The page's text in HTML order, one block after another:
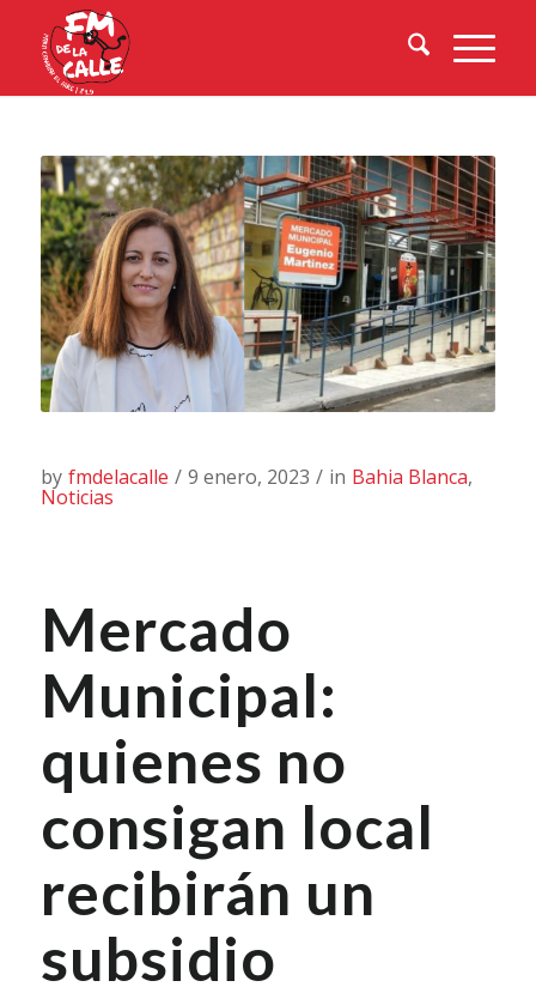
by fmdelacalle / 9 enero, 2023 / in Bahia Blanca,
Noticias
Mercado
Municipal:
quienes no
consigan local
recibirán un
subsidio